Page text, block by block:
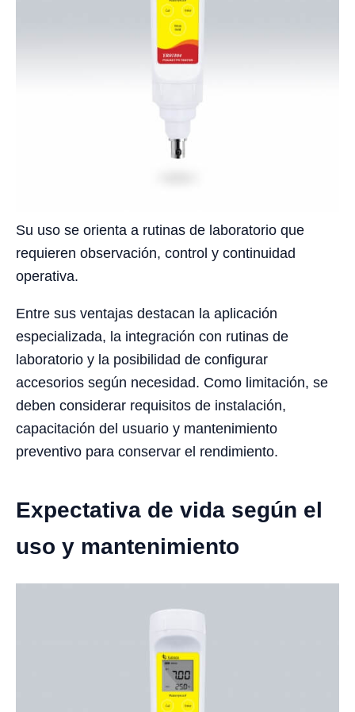
Su uso se orienta a rutinas de laboratorio que
requieren observación, control y continuidad
operativa.
Entre sus ventajas destacan la aplicación
especializada, la integración con rutinas de
laboratorio y la posibilidad de configurar
accesorios según necesidad. Como limitación, se
deben considerar requisitos de instalación,
capacitación del usuario y mantenimiento
preventivo para conservar el rendimiento.
Expectativa de vida según el
uso y mantenimiento